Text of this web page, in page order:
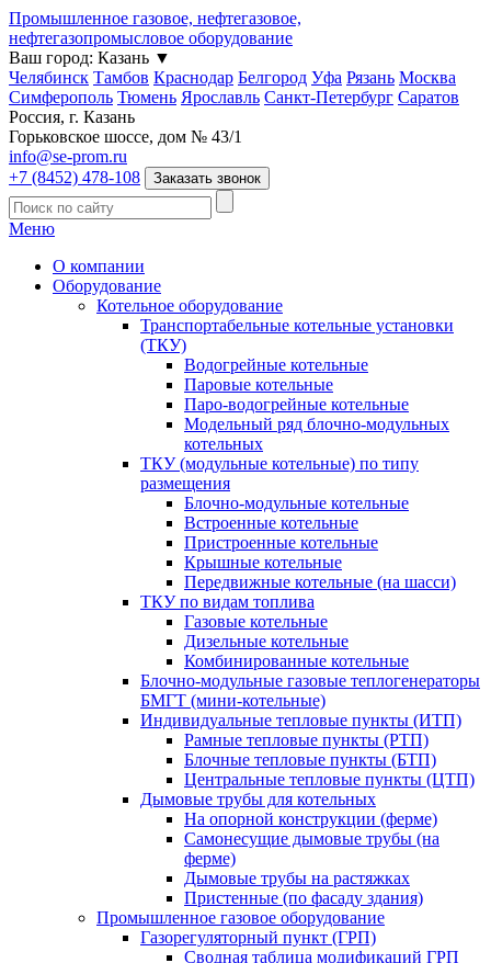
Промышленное газовое, нефтегазовое,
нефтегазопромысловое оборудование
Ваш город: Казань ▼
Челябинск Тамбов Краснодар Белгород Уфа Рязань Москва
Симферополь Тюмень Ярославль Санкт-Петербург Саратов
Россия, г. Казань
Горьковское шоссе, дом № 43/1
info@se-prom.ru
+7 (8452) 478-108
Заказать звонок
Меню
О компании
Оборудование
Котельное оборудование
Транспортабельные котельные установки
(ТКУ)
Водогрейные котельные
Паровые котельные
Паро-водогрейные котельные
Модельный ряд блочно-модульных
котельных
ТКУ (модульные котельные) по типу
размещения
Блочно-модульные котельные
Встроенные котельные
Пристроенные котельные
Крышные котельные
Передвижные котельные (на шасси)
ТКУ по видам топлива
Газовые котельные
Дизельные котельные
Комбинированные котельные
Блочно-модульные газовые теплогенераторы
БМГТ (мини-котельные)
Индивидуальные тепловые пункты (ИТП)
Рамные тепловые пункты (РТП)
Блочные тепловые пункты (БТП)
Центральные тепловые пункты (ЦТП)
Дымовые трубы для котельных
На опорной конструкции (ферме)
Самонесущие дымовые трубы (на
ферме)
Дымовые трубы на растяжках
Пристенные (по фасаду здания)
Промышленное газовое оборудование
Газорегуляторный пункт (ГРП)
Сводная таблица модификаций ГРП